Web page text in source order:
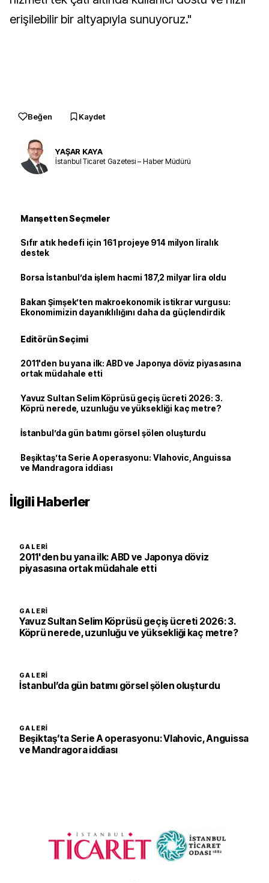
erişilebilir bir altyapıyla sunuyoruz."
Beğen Kaydet
YAŞAR KAYA
İstanbul Ticaret Gazetesi – Haber Müdürü
Manşetten Seçmeler
Sıfır atık hedefi için 161 projeye 914 milyon liralık
destek
Borsa İstanbul’da işlem hacmi 187,2 milyar lira oldu
Bakan Şimşek’ten makroekonomik istikrar vurgusu:
Ekonomimizin dayanıklılığını daha da güçlendirdik
Editörün Seçimi
2011'den bu yana ilk: ABD ve Japonya döviz piyasasına
ortak müdahale etti
Yavuz Sultan Selim Köprüsü geçiş ücreti 2026: 3.
Köprü nerede, uzunluğu ve yüksekliği kaç metre?
İstanbul’da gün batımı görsel şölen oluşturdu
Beşiktaş’ta Serie A operasyonu: Vlahovic, Anguissa
ve Mandragora iddiası
İlgili Haberler
GALERI
2011'den bu yana ilk: ABD ve Japonya döviz
piyasasına ortak müdahale etti
GALERI
Yavuz Sultan Selim Köprüsü geçiş ücreti 2026: 3.
Köprü nerede, uzunluğu ve yüksekliği kaç metre?
GALERI
İstanbul’da gün batımı görsel şölen oluşturdu
GALERI
Beşiktaş’ta Serie A operasyonu: Vlahovic, Anguissa
ve Mandragora iddiası